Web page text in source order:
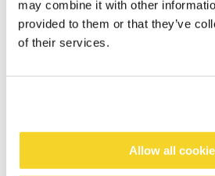
may combine it with other
provided to them or that they’ve
of their services.
Allow all
6 kleuren
5 kleuren